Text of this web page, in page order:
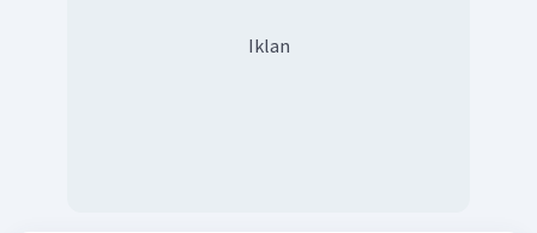
Iklan